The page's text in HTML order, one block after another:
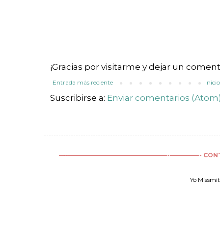
¡Gracias por visitarme y dejar un
Entrada más reciente Inicio
Suscribirse a: Enviar comentarios
—-—————————————————-—————- CONTINÚA
Yo